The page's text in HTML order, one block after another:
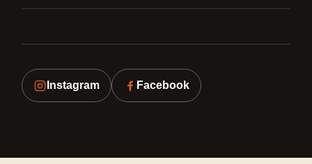
Instagram Facebook